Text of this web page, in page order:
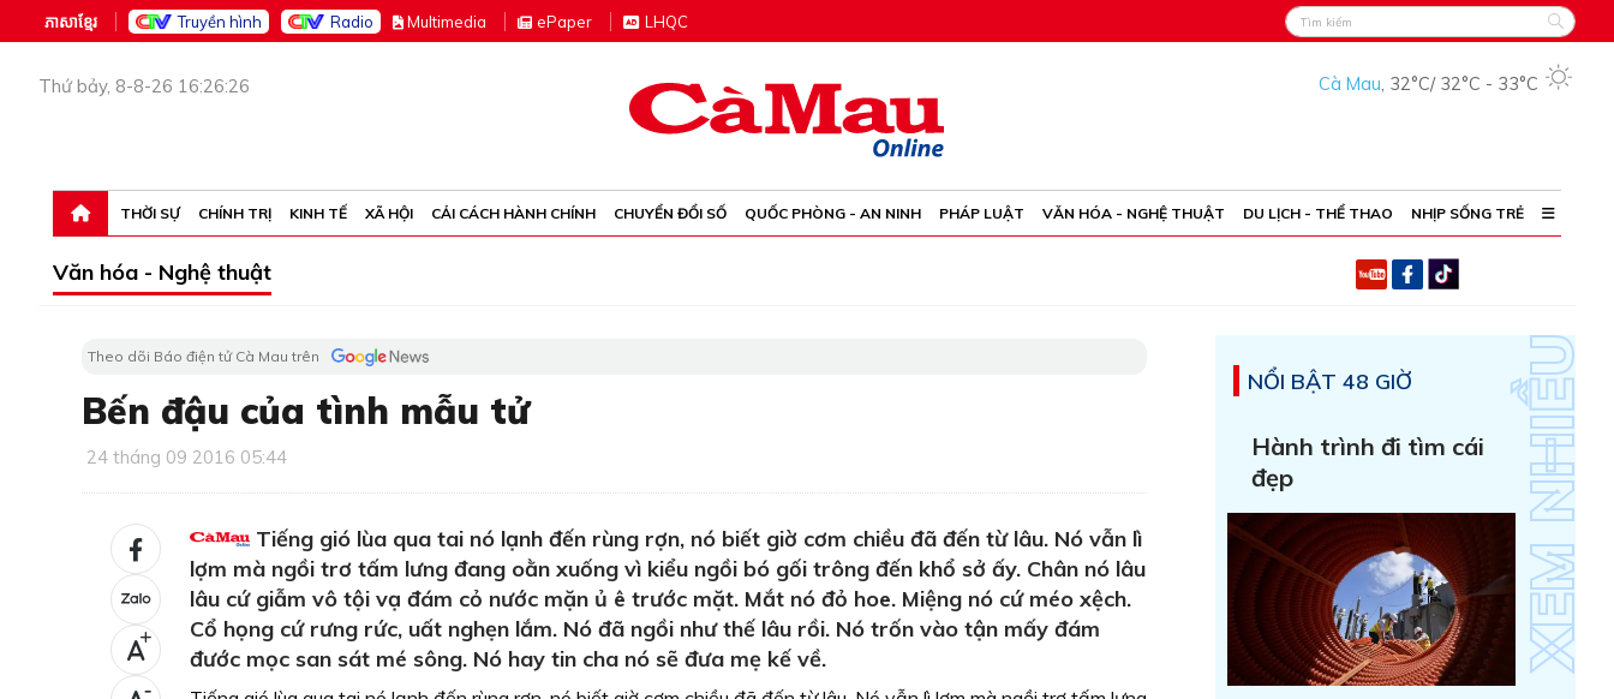
ភាសាខ្មែរ Truyền hình Radio Multimedia ePaper LHQC
Thứ bảy, 8-8-26 16:26:26 Cà Mau, 32°C/ 32°C - 33°C
THỜI SỰ CHÍNH TRỊ KINH TẾ XÃ HỘI CẢI CÁCH HÀNH CHÍNH CHUYỂN ĐỔI SỐ QUỐC PHÒNG - AN NINH PHÁP LUẬT VĂN HÓA - NGHỆ THUẬT DU LỊCH - THỂ THAO NHỊP SỐNG TRẺ
Văn hóa - Nghệ thuật
Theo dõi Báo điện tử Cà Mau trên
Bến đậu của tình mẫu tử
24 tháng 09 2016 05:44
+
-
Tiếng gió lùa qua tai nó lạnh đến rùng rợn, nó biết giờ cơm chiều đã đến từ lâu. Nó vẫn lì
lợm mà ngồi trơ tấm lưng đang oằn xuống vì kiểu ngồi bó gối trông đến khổ sở ấy. Chân nó lâu
lâu cứ giẫm vô tội vạ đám cỏ nước mặn ủ ê trước mặt. Mắt nó đỏ hoe. Miệng nó cứ méo xệch.
Cổ họng cứ rưng rức, uất nghẹn lắm. Nó đã ngồi như thế lâu rồi. Nó trốn vào tận mấy đám
đước mọc san sát mé sông. Nó hay tin cha nó sẽ đưa mẹ kế về.
NỔI BẬT 48 GIỜ
Hành trình đi tìm cái
đẹp